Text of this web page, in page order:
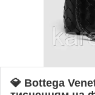
💎 Bottega